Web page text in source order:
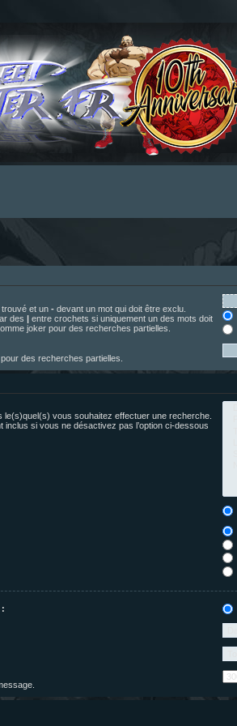
et un - devant un mot qui doit être exclu.
des | entre crochets si uniquement un des mots doit
joker pour des recherches partielles.
des recherches partielles.
vous souhaitez effectuer une recherche.
inclus si vous ne désactivez pas l’option ci-dessous
: